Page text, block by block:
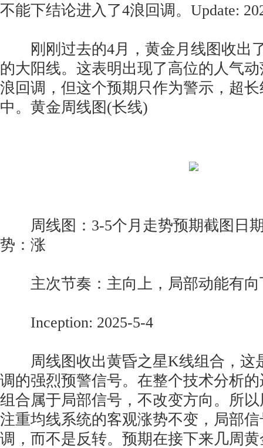
不能下结论进入了4浪回调。Update:
刚刚过去的4月，黄金月线图收出
的大阳线。这表明出现了高位的人气
浪回调，但这个预期只作为警示，超
中。黄金周线图(长线)
周线图：3-5个月走势预期截图日期
势：涨
主次节奏：主向上，局部动能有向
Inception: 2025-5-4
周线图收出黄昏之星K线组合，这
调的强烈预警信号。在整个技术分析
组合属于局部信号，不改变方向。所
注重均线系统的客观涨势不变，局部
调，而不是反转。预期在接下来几周